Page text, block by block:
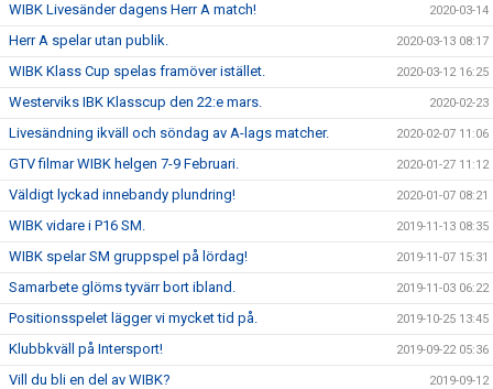
WIBK Livesänder dagens Herr A match! 2020-03-14
Herr A spelar utan publik. 2020-03-13 08:17
WIBK Klass Cup spelas framöver istället. 2020-03-12 16:25
Westerviks IBK Klasscup den 22:e mars. 2020-02-23
Livesändning ikväll och söndag av A-lags matcher. 2020-02-07 11:06
GTV filmar WIBK helgen 7-9 Februari. 2020-01-27 11:12
Väldigt lyckad innebandy plundring! 2020-01-07 08:21
WIBK vidare i P16 SM. 2019-11-13 08:35
WIBK spelar SM gruppspel på lördag! 2019-11-07 15:31
Samarbete glöms tyvärr bort ibland. 2019-11-03 06:22
Positionsspelet lägger vi mycket tid på. 2019-10-25 13:45
Klubbkväll på Intersport! 2019-09-22 05:36
Vill du bli en del av WIBK? 2019-09-12